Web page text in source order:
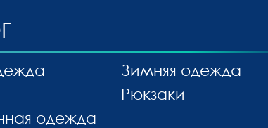
одежда
Зимняя одежда
Рюкзаки